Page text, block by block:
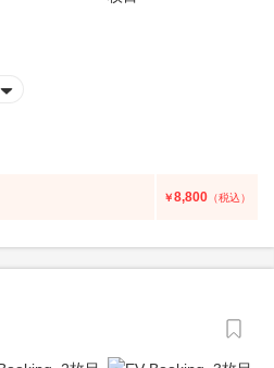
￥8,800 （税込）